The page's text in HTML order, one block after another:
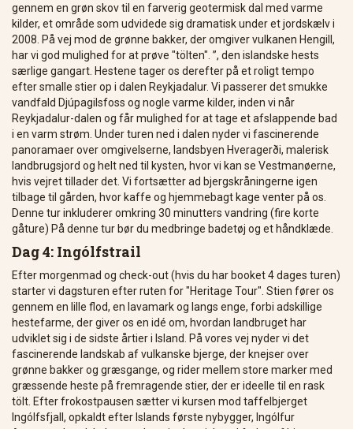
gennem en grøn skov til en farverig geotermisk dal med varme
kilder, et område som udvidede sig dramatisk under et jordskælv i
2008. På vej mod de grønne bakker, der omgiver vulkanen Hengill,
har vi god mulighed for at prøve "tölten". ”, den islandske hests
særlige gangart. Hestene tager os derefter på et roligt tempo
efter smalle stier op i dalen Reykjadalur. Vi passerer det smukke
vandfald Djúpagilsfoss og nogle varme kilder, inden vi når
Reykjadalur-dalen og får mulighed for at tage et afslappende bad
i en varm strøm. Under turen ned i dalen nyder vi fascinerende
panoramaer over omgivelserne, landsbyen Hveragerði, malerisk
landbrugsjord og helt ned til kysten, hvor vi kan se Vestmanøerne,
hvis vejret tillader det. Vi fortsætter ad bjergskråningerne igen
tilbage til gården, hvor kaffe og hjemmebagt kage venter på os.
Denne tur inkluderer omkring 30 minutters vandring (fire korte
gåture) På denne tur bør du medbringe badetøj og et håndklæde.
Dag 4: Ingólfstrail
Efter morgenmad og check-out (hvis du har booket 4 dages turen)
starter vi dagsturen efter ruten for "Heritage Tour". Stien fører os
gennem en lille flod, en lavamark og langs enge, forbi adskillige
hestefarme, der giver os en idé om, hvordan landbruget har
udviklet sig i de sidste årtier i Island. På vores vej nyder vi det
fascinerende landskab af vulkanske bjerge, der knejser over
grønne bakker og græsgange, og rider mellem store marker med
græssende heste på fremragende stier, der er ideelle til en rask
tölt. Efter frokostpausen sætter vi kursen mod taffelbjerget
Ingólfsfjall, opkaldt efter Islands første nybygger, Ingólfur